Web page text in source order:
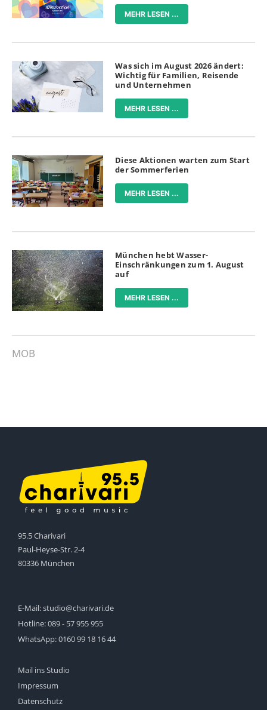
MEHR LESEN ...
Was sich im August 2026 ändert:
Wichtig für Familien, Reisende
und Unternehmen
MEHR LESEN ...
Diese Aktionen warten zum Start
der Sommerferien
MEHR LESEN ...
München hebt Wasser-
Einschränkungen zum 1. August
auf
MEHR LESEN ...
MOB
95.5 Charivari
Paul-Heyse-Str. 2-4
80336 München
E-Mail:studio@charivari.de
Hotline:089 - 57 955 955
WhatsApp:0160 99 18 16 44
Mail ins Studio
Impressum
Datenschutz